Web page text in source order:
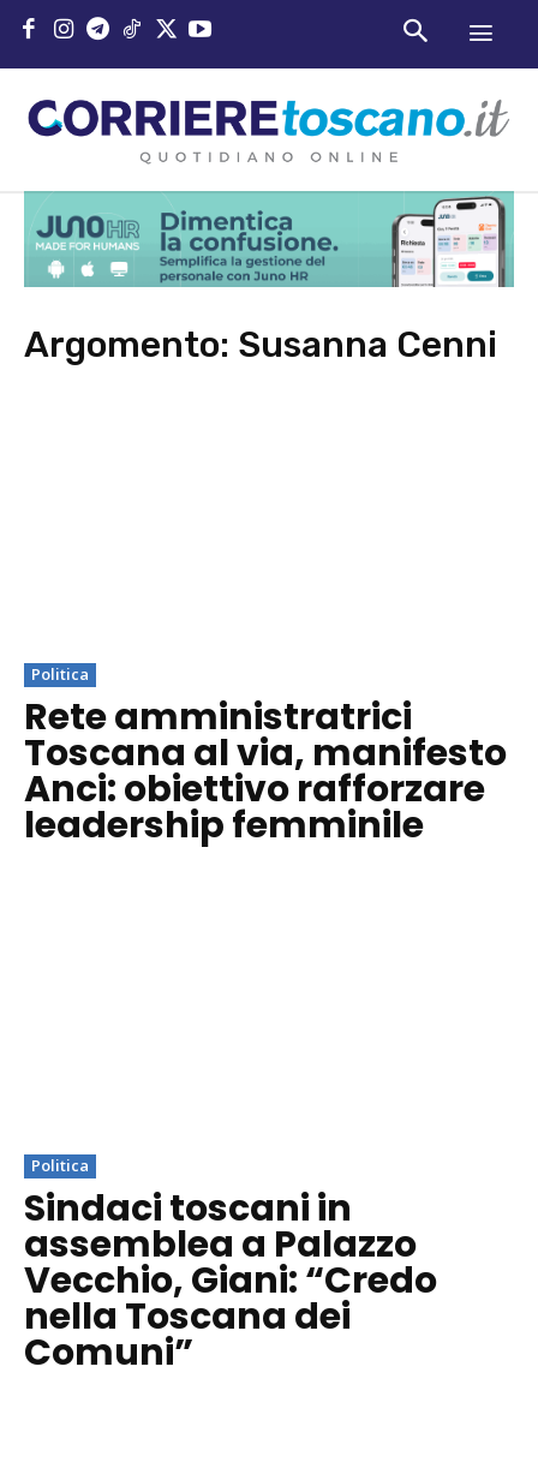
Argomento: Susanna Cenni
Politica
Rete amministratrici
Toscana al via, manifesto
Anci: obiettivo rafforzare
leadership femminile
Politica
Sindaci toscani in
assemblea a Palazzo
Vecchio, Giani: “Credo
nella Toscana dei
Comuni”